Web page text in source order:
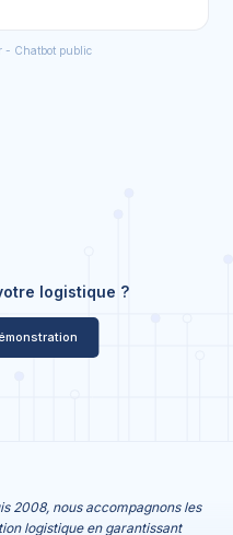
- Chatbot public
logistique ?
2008, nous accompagnons les
logistique en garantissant